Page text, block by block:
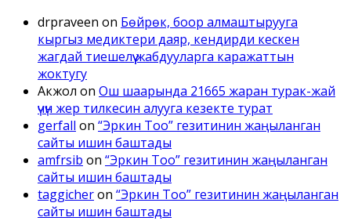
drpraveen on Бөйрөк, боор алмаштырууга
кыргыз медиктери даяр, кендирди кескен
жагдай тиешелүү жабдууларга каражаттын
жоктугу
Акжол on Ош шаарында 21665 жаран турак-жай
үчүн жер тилкесин алууга кезекте турат
gerfall on “Эркин Тоо” гезитинин жаңыланган
сайты ишин баштады
amfrsib on “Эркин Тоо” гезитинин жаңыланган
сайты ишин баштады
taggicheron “Эркин Тоо” гезитинин жаңыланган
сайты ишин баштады